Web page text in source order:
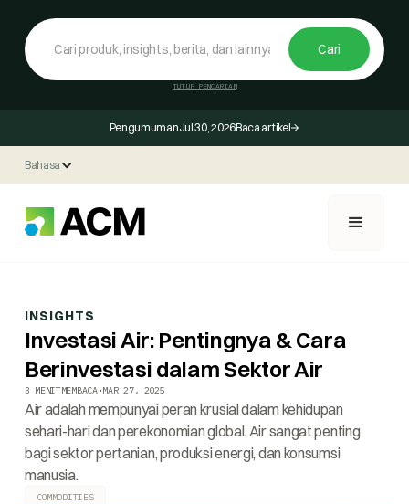
TUTUP PENCARIAN
PengumumanJul 30, 2026Baca artikel
Bahasa
INSIGHTS
Investasi Air: Pentingnya & Cara
Berinvestasi dalam Sektor Air
3 MENITMEMBACA•MAR 27, 2025
Air adalah mempunyai peran krusial dalam kehidupan
sehari-hari dan perekonomian global. Air sangat penting
bagi sektor pertanian, produksi energi, dan konsumsi
manusia.
COMMODITIES